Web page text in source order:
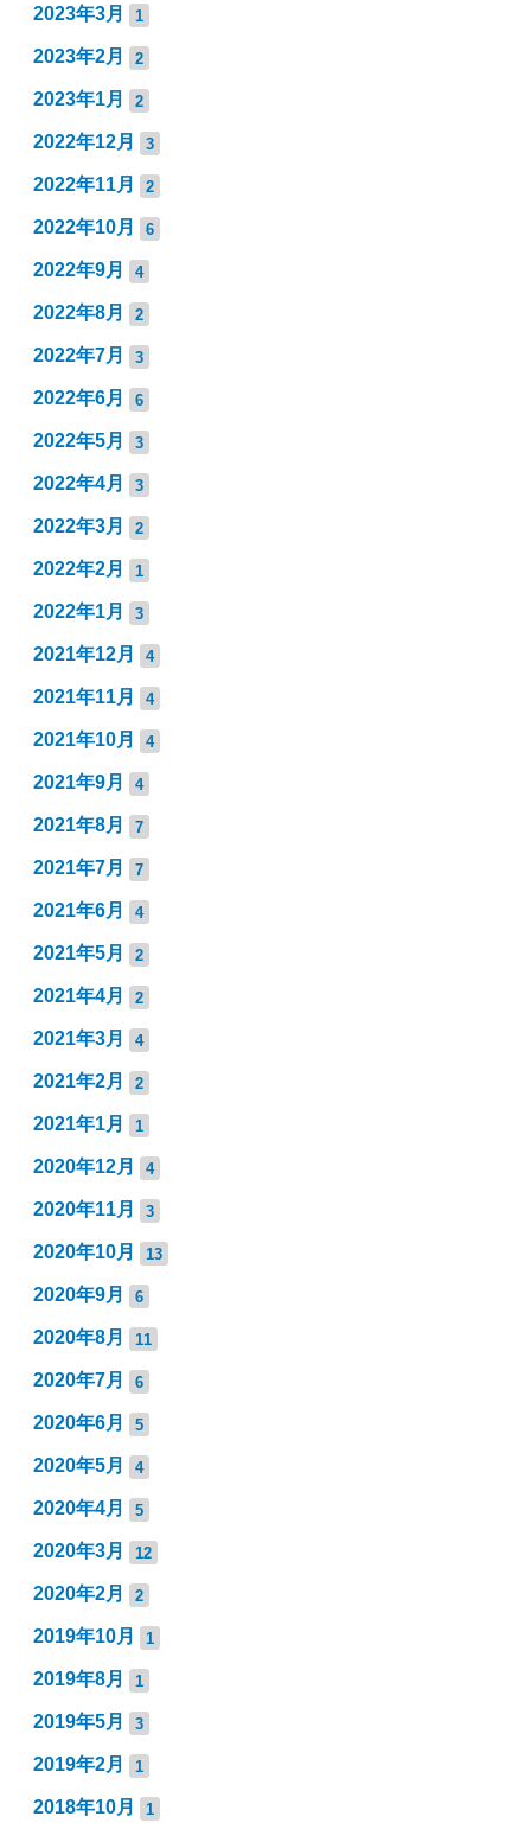
2023年3月 1
2023年2月 2
2023年1月 2
2022年12月 3
2022年11月 2
2022年10月 6
2022年9月 4
2022年8月 2
2022年7月 3
2022年6月 6
2022年5月 3
2022年4月 3
2022年3月 2
2022年2月 1
2022年1月 3
2021年12月 4
2021年11月 4
2021年10月 4
2021年9月 4
2021年8月 7
2021年7月 7
2021年6月 4
2021年5月 2
2021年4月 2
2021年3月 4
2021年2月 2
2021年1月 1
2020年12月 4
2020年11月 3
2020年10月 13
2020年9月 6
2020年8月 11
2020年7月 6
2020年6月 5
2020年5月 4
2020年4月 5
2020年3月 12
2020年2月 2
2019年10月 1
2019年8月 1
2019年5月 3
2019年2月 1
2018年10月 1